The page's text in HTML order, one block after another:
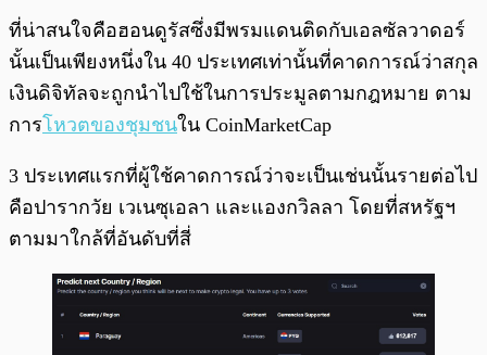
ที่น่าสนใจคือฮอนดูรัสซึ่งมีพรมแดนติดกับเอลซัลวาดอร์
นั้นเป็นเพียงหนึ่งใน 40 ประเทศเท่านั้นที่คาดการณ์ว่าสกุล
เงินดิจิทัลจะถูกนำไปใช้ในการประมูลตามกฎหมาย ตาม
การโหวตของชุมชนใน CoinMarketCap
3 ประเทศแรกที่ผู้ใช้คาดการณ์ว่าจะเป็นเช่นนั้นรายต่อไป
คือปารากวัย เวเนซุเอลา และแองกวิลลา โดยที่สหรัฐฯ
ตามมาใกล้ที่อันดับที่สี่